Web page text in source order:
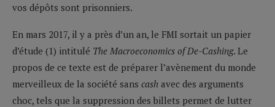
vos dépôts sont prisonniers.
En mars 2017, il y a près d’un an, le FMI sortait un papier
d’étude (1) intitulé The Macroeconomics of De-Cashing. Le
propos de ce texte est de préparer l’avènement du monde
merveilleux de la société sans cash avec des arguments
choc, tels que la suppression des billets permet de lutter